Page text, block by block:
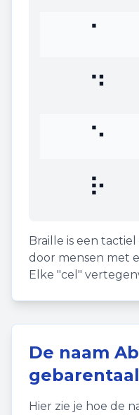
⠁
⠙
⠑
⠗
Braille is een
door mensen met
Elke "cel"
De naam
gebarentaal
Hier zie je hoe de